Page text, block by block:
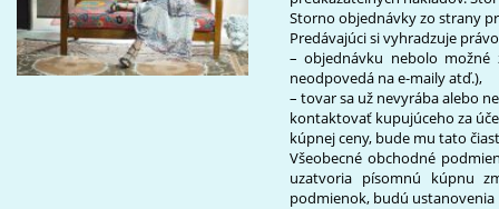
Storno objednávky zo strany
Predávajúci si vyhradzuje
– objednávku nebolo možné
neodpovedá na e-maily atď.),
– tovar sa už nevyrába alebo
kontaktovať kupujúceho za
kúpnej ceny, bude mu tato
Všeobecné obchodné
uzatvoria písomnú kúpnu
podmienok, budú